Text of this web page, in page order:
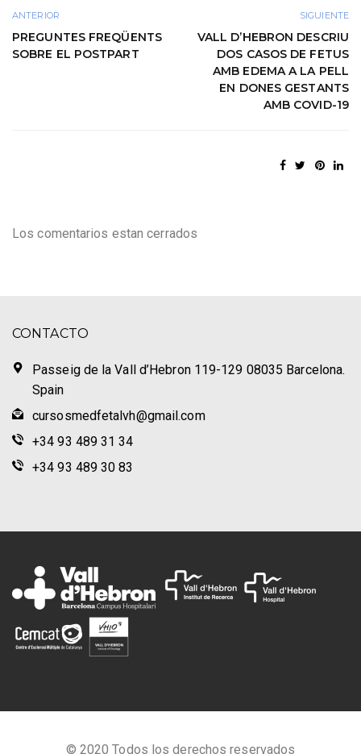
ANTERIOR
PREGUNTES FREQÜENTS
SOBRE EL POSTPART
SIGUIENTE
VALL D’HEBRON DESCRIU
DOS CASOS DE FETUS
AMB EDEMA A LA PELL
EN DONES GESTANTS
AMB COVID-19
Los comentarios estan cerrados
CONTACTO
Passeig de la Vall d’Hebron 119-129 08035 Barcelona.
Spain
cursosmedfetalvh@gmail.com
+34 93 489 31 34
+34 93 489 30 83
© 2020 Todos los derechos reservados